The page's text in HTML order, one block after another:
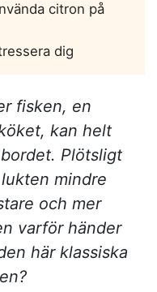
citron på
dig
fisken, en
kan helt
Plötsligt
mindre
och mer
varför händer
här klassiska